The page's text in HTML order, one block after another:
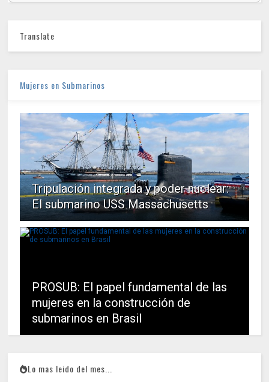
Translate
Mujeres en Submarinos
Tripulación integrada y poder nuclear:
El submarino USS Massachusetts
PROSUB: El papel fundamental de las
mujeres en la construcción de
submarinos en Brasil
Lo mas leido del mes...